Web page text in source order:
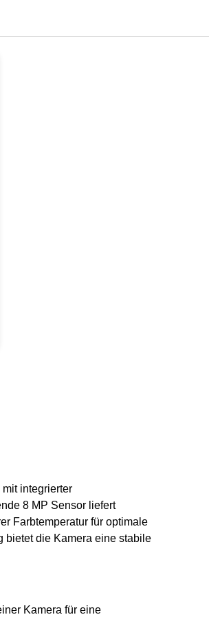
integrierter
8 MP Sensor liefert
Farbtemperatur für optimale
bietet die Kamera eine stabile
Kamera für eine